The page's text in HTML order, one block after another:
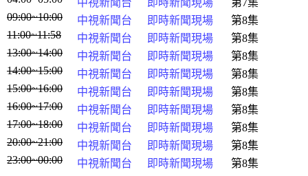
中視新聞台 即時新聞現場
第7集
09:00~10:00
中視新聞台 即時新聞現場
第8集
11:00~11:58
中視新聞台 即時新聞現場
第8集
13:00~14:00
中視新聞台 即時新聞現場
第8集
14:00~15:00
中視新聞台 即時新聞現場
第8集
15:00~16:00
中視新聞台 即時新聞現場
第8集
16:00~17:00
中視新聞台 即時新聞現場
第8集
17:00~18:00
中視新聞台 即時新聞現場
第8集
20:00~21:00
中視新聞台 即時新聞現場
第8集
23:00~00:00
中視新聞台 即時新聞現場
第8集